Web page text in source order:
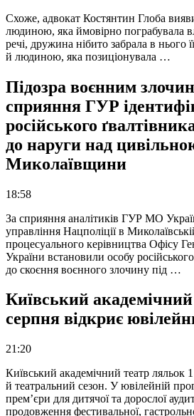
Схоже, адвокат Костянтин Глоба
людиною, яка ймовірно пограбувала
речі, дружина нібито забрала в нього
й людиною, яка позиціонувала …
Підозра воєнним
сприяння ГУР
російського
до наруги над
Миколаївщини
18:58
За сприяння аналітиків ГУР МО
управління Нацполіції в
процесуального керівництва Офісу
України встановили особу
до скоєння воєнного злочину під …
Київський
серпня відкриє
21:20
Київський академічний театр ляльок
й театральний сезон. У ювілейній
прем’єри для дитячої та дорослої
продовження фестивальної,